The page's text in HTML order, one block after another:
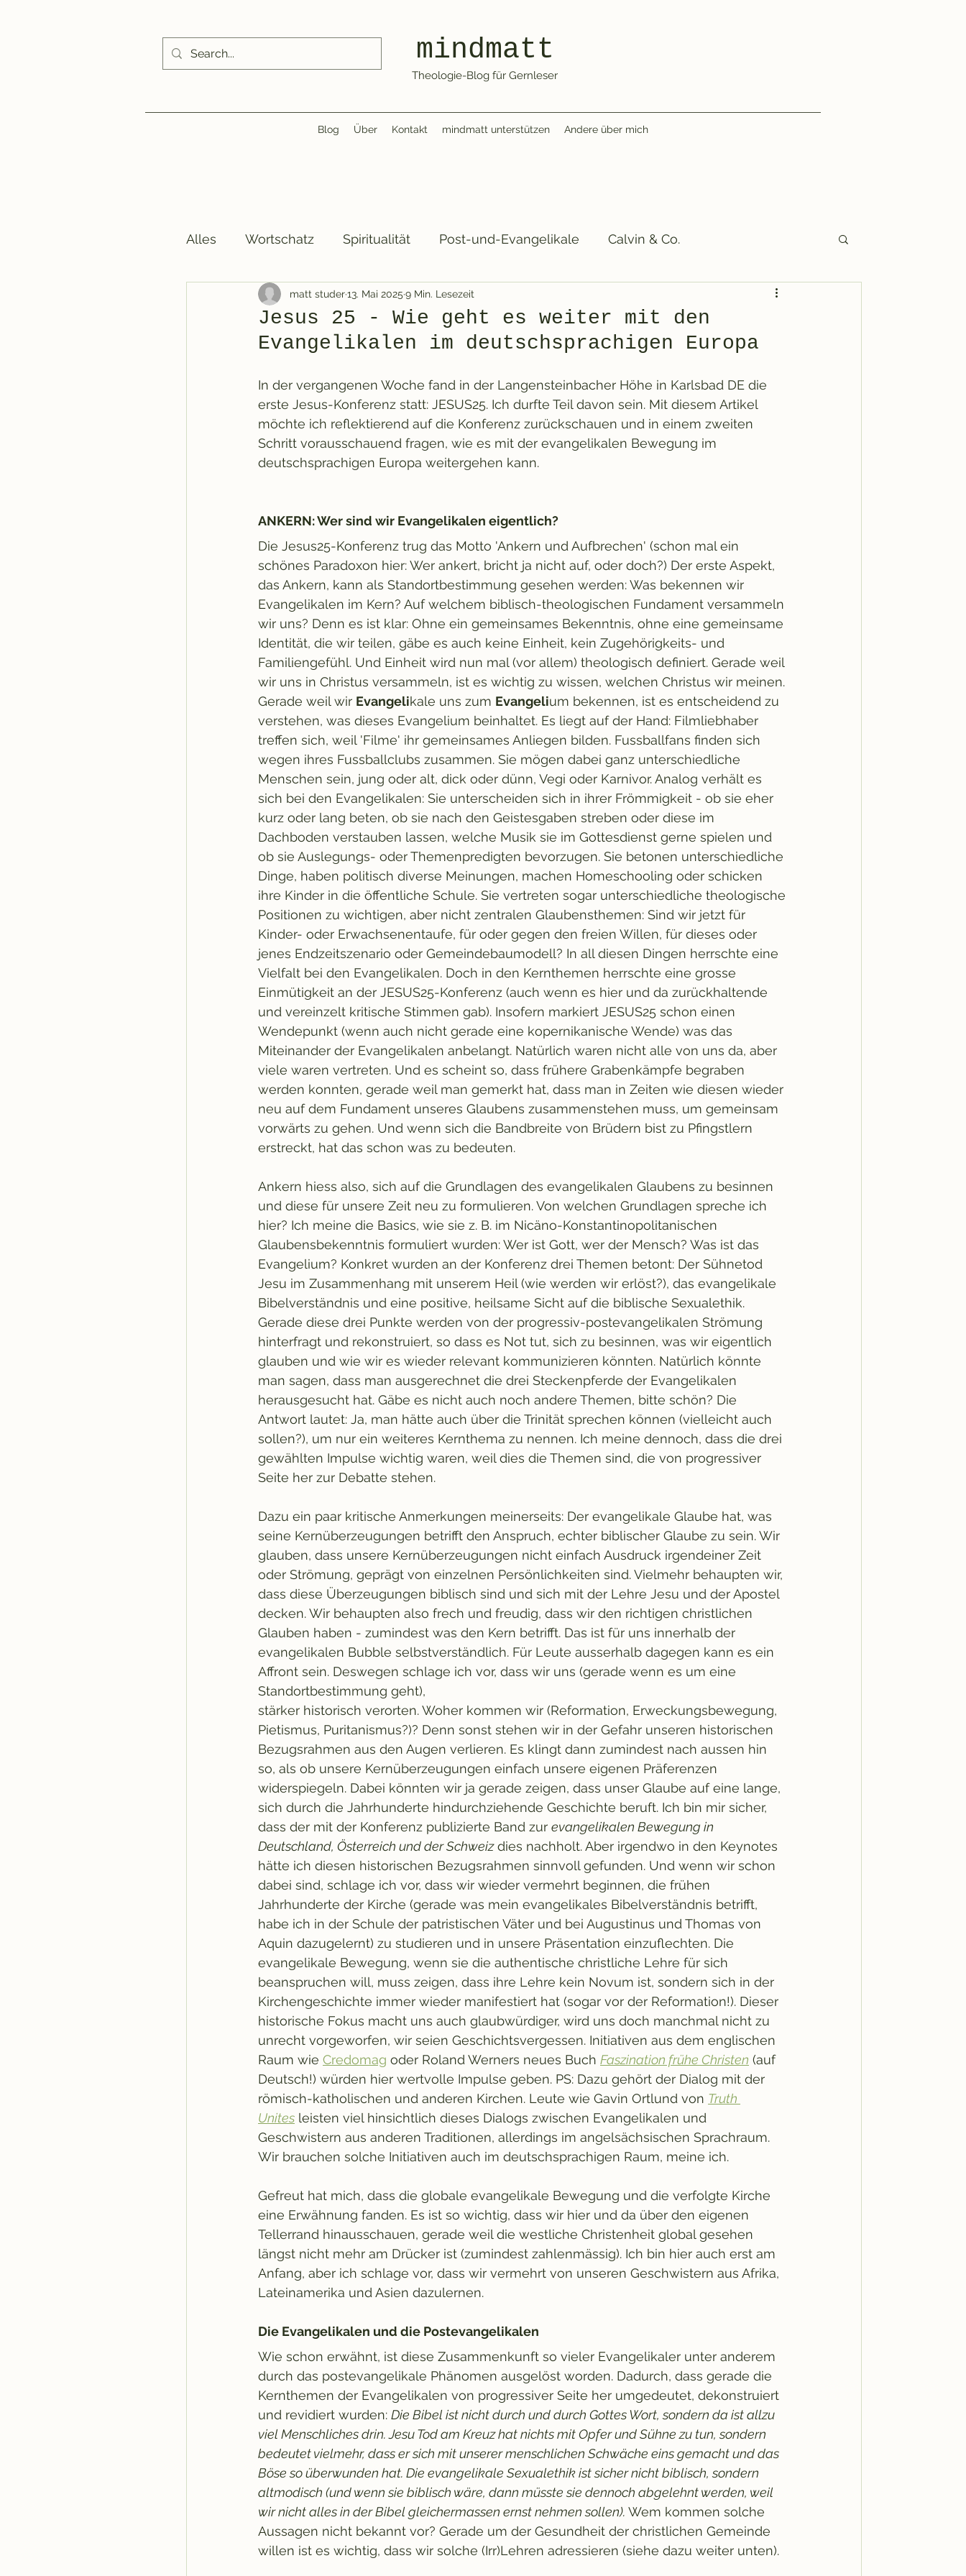
mindmatt
Theologie-Blog für Gernleser
Blog Über Kontakt mindmatt unterstützen Andere über mich
Alles Wortschatz Spiritualität Post-und-Evangelikale Calvin & Co.
Kirche, Familie, Welt SkepTisch Books
Jesus 25 - Wie geht es weiter mit den
Evangelikalen im deutschsprachigen Europa
matt studer13. Mai 2025 9 Min. Lesezeit
In der vergangenen Woche fand in der Langensteinbacher Höhe in Karlsbad DE die
erste Jesus-Konferenz statt: JESUS25. Ich durfte Teil davon sein. Mit diesem Artikel
möchte ich reflektierend auf die Konferenz zurückschauen und in einem zweiten
Schritt vorausschauend fragen, wie es mit der evangelikalen Bewegung im
deutschsprachigen Europa weitergehen kann.
ANKERN: Wer sind wir Evangelikalen eigentlich?
Die Jesus25-Konferenz trug das Motto 'Ankern und Aufbrechen' (schon mal ein
schönes Paradoxon hier: Wer ankert, bricht ja nicht auf, oder doch?) Der erste Aspekt,
das Ankern, kann als Standortbestimmung gesehen werden: Was bekennen wir
Evangelikalen im Kern? Auf welchem biblisch-theologischen Fundament versammeln
wir uns? Denn es ist klar: Ohne ein gemeinsames Bekenntnis, ohne eine gemeinsame
Identität, die wir teilen, gäbe es auch keine Einheit, kein Zugehörigkeits- und
Familiengefühl. Und Einheit wird nun mal (vor allem) theologisch definiert. Gerade weil
wir uns in Christus versammeln, ist es wichtig zu wissen, welchen Christus wir meinen.
Gerade weil wir Evangelikale uns zum Evangelium bekennen, ist es entscheidend zu
verstehen, was dieses Evangelium beinhaltet. Es liegt auf der Hand: Filmliebhaber
treffen sich, weil 'Filme' ihr gemeinsames Anliegen bilden. Fussballfans finden sich
wegen ihres Fussballclubs zusammen. Sie mögen dabei ganz unterschiedliche
Menschen sein, jung oder alt, dick oder dünn, Vegi oder Karnivor. Analog verhält es
sich bei den Evangelikalen: Sie unterscheiden sich in ihrer Frömmigkeit - ob sie eher
kurz oder lang beten, ob sie nach den Geistesgaben streben oder diese im
Dachboden verstauben lassen, welche Musik sie im Gottesdienst gerne spielen und
ob sie Auslegungs- oder Themenpredigten bevorzugen. Sie betonen unterschiedliche
Dinge, haben politisch diverse Meinungen, machen Homeschooling oder schicken
ihre Kinder in die öffentliche Schule. Sie vertreten sogar unterschiedliche theologische
Positionen zu wichtigen, aber nicht zentralen Glaubensthemen: Sind wir jetzt für
Kinder- oder Erwachsenentaufe, für oder gegen den freien Willen, für dieses oder
jenes Endzeitszenario oder Gemeindebaumodell? In all diesen Dingen herrschte eine
Vielfalt bei den Evangelikalen. Doch in den Kernthemen herrschte eine grosse
Einmütigkeit an der JESUS25-Konferenz (auch wenn es hier und da zurückhaltende
und vereinzelt kritische Stimmen gab). Insofern markiert JESUS25 schon einen
Wendepunkt (wenn auch nicht gerade eine kopernikanische Wende) was das
Miteinander der Evangelikalen anbelangt. Natürlich waren nicht alle von uns da, aber
viele waren vertreten. Und es scheint so, dass frühere Grabenkämpfe begraben
werden konnten, gerade weil man gemerkt hat, dass man in Zeiten wie diesen wieder
neu auf dem Fundament unseres Glaubens zusammenstehen muss, um gemeinsam
vorwärts zu gehen. Und wenn sich die Bandbreite von Brüdern bist zu Pfingstlern
erstreckt, hat das schon was zu bedeuten.
Ankern hiess also, sich auf die Grundlagen des evangelikalen Glaubens zu besinnen
und diese für unsere Zeit neu zu formulieren. Von welchen Grundlagen spreche ich
hier? Ich meine die Basics, wie sie z. B. im Nicäno-Konstantinopolitanischen
Glaubensbekenntnis formuliert wurden: Wer ist Gott, wer der Mensch? Was ist das
Evangelium? Konkret wurden an der Konferenz drei Themen betont: Der Sühnetod
Jesu im Zusammenhang mit unserem Heil (wie werden wir erlöst?), das evangelikale
Bibelverständnis und eine positive, heilsame Sicht auf die biblische Sexualethik.
Gerade diese drei Punkte werden von der progressiv-postevangelikalen Strömung
hinterfragt und rekonstruiert, so dass es Not tut, sich zu besinnen, was wir eigentlich
glauben und wie wir es wieder relevant kommunizieren könnten. Natürlich könnte
man sagen, dass man ausgerechnet die drei Steckenpferde der Evangelikalen
herausgesucht hat. Gäbe es nicht auch noch andere Themen, bitte schön? Die
Antwort lautet: Ja, man hätte auch über die Trinität sprechen können (vielleicht auch
sollen?), um nur ein weiteres Kernthema zu nennen. Ich meine dennoch, dass die drei
gewählten Impulse wichtig waren, weil dies die Themen sind, die von progressiver
Seite her zur Debatte stehen.
Dazu ein paar kritische Anmerkungen meinerseits: Der evangelikale Glaube hat, was
seine Kernüberzeugungen betrifft den Anspruch, echter biblischer Glaube zu sein. Wir
glauben, dass unsere Kernüberzeugungen nicht einfach Ausdruck irgendeiner Zeit
oder Strömung, geprägt von einzelnen Persönlichkeiten sind. Vielmehr behaupten wir,
dass diese Überzeugungen biblisch sind und sich mit der Lehre Jesu und der Apostel
decken. Wir behaupten also frech und freudig, dass wir den richtigen christlichen
Glauben haben - zumindest was den Kern betrifft. Das ist für uns innerhalb der
evangelikalen Bubble selbstverständlich. Für Leute ausserhalb dagegen kann es ein
Affront sein. Deswegen schlage ich vor, dass wir uns (gerade wenn es um eine
Standortbestimmung geht),
stärker historisch verorten. Woher kommen wir (Reformation, Erweckungsbewegung,
Pietismus, Puritanismus?)? Denn sonst stehen wir in der Gefahr unseren historischen
Bezugsrahmen aus den Augen verlieren. Es klingt dann zumindest nach aussen hin
so, als ob unsere Kernüberzeugungen einfach unsere eigenen Präferenzen
widerspiegeln. Dabei könnten wir ja gerade zeigen, dass unser Glaube auf eine lange,
sich durch die Jahrhunderte hindurchziehende Geschichte beruft. Ich bin mir sicher,
dass der mit der Konferenz publizierte Band zur evangelikalen Bewegung in
Deutschland, Österreich und der Schweiz dies nachholt. Aber irgendwo in den Keynotes
hätte ich diesen historischen Bezugsrahmen sinnvoll gefunden. Und wenn wir schon
dabei sind, schlage ich vor, dass wir wieder vermehrt beginnen, die frühen
Jahrhunderte der Kirche (gerade was mein evangelikales Bibelverständnis betrifft,
habe ich in der Schule der patristischen Väter und bei Augustinus und Thomas von
Aquin dazugelernt) zu studieren und in unsere Präsentation einzuflechten. Die
evangelikale Bewegung, wenn sie die authentische christliche Lehre für sich
beanspruchen will, muss zeigen, dass ihre Lehre kein Novum ist, sondern sich in der
Kirchengeschichte immer wieder manifestiert hat (sogar vor der Reformation!). Dieser
historische Fokus macht uns auch glaubwürdiger, wird uns doch manchmal nicht zu
unrecht vorgeworfen, wir seien Geschichtsvergessen. Initiativen aus dem englischen
Raum wie Credomag oder Roland Werners neues Buch Faszination frühe Christen (auf
Deutsch!) würden hier wertvolle Impulse geben. PS: Dazu gehört der Dialog mit der
römisch-katholischen und anderen Kirchen. Leute wie Gavin Ortlund von Truth
Unites leisten viel hinsichtlich dieses Dialogs zwischen Evangelikalen und
Geschwistern aus anderen Traditionen, allerdings im angelsächsischen Sprachraum.
Wir brauchen solche Initiativen auch im deutschsprachigen Raum, meine ich.
Gefreut hat mich, dass die globale evangelikale Bewegung und die verfolgte Kirche
eine Erwähnung fanden. Es ist so wichtig, dass wir hier und da über den eigenen
Tellerrand hinausschauen, gerade weil die westliche Christenheit global gesehen
längst nicht mehr am Drücker ist (zumindest zahlenmässig). Ich bin hier auch erst am
Anfang, aber ich schlage vor, dass wir vermehrt von unseren Geschwistern aus Afrika,
Lateinamerika und Asien dazulernen.
Die Evangelikalen und die Postevangelikalen
Wie schon erwähnt, ist diese Zusammenkunft so vieler Evangelikaler unter anderem
durch das postevangelikale Phänomen ausgelöst worden. Dadurch, dass gerade die
Kernthemen der Evangelikalen von progressiver Seite her umgedeutet, dekonstruiert
und revidiert wurden: Die Bibel ist nicht durch und durch Gottes Wort, sondern da ist allzu
viel Menschliches drin. Jesu Tod am Kreuz hat nichts mit Opfer und Sühne zu tun, sondern
bedeutet vielmehr, dass er sich mit unserer menschlichen Schwäche eins gemacht und das
Böse so überwunden hat. Die evangelikale Sexualethik ist sicher nicht biblisch, sondern
altmodisch (und wenn sie biblisch wäre, dann müsste sie dennoch abgelehnt werden, weil
wir nicht alles in der Bibel gleichermassen ernst nehmen sollen). Wem kommen solche
Aussagen nicht bekannt vor? Gerade um der Gesundheit der christlichen Gemeinde
willen ist es wichtig, dass wir solche (Irr)Lehren adressieren (siehe dazu weiter unten).